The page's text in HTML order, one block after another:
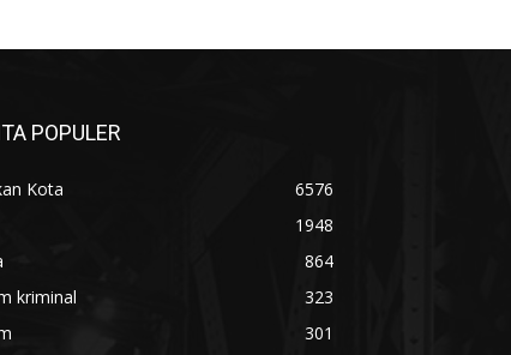
POPULER
Kota
6576
1948
864
kriminal
323
301